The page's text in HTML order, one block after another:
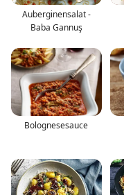
Auberginensalat -
Baba Gannuş
Bolognesesauce